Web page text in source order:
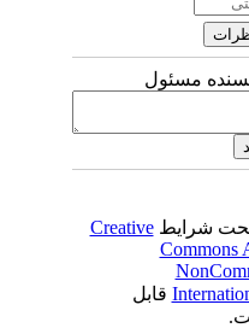
مسئول
شرایطCreative
قابل